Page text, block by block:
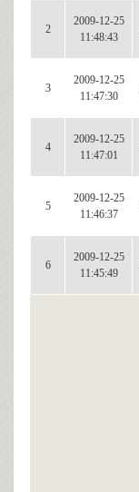
2
2009-12-25
11:48:43
3
2009-12-25
11:47:30
4
2009-12-25
11:47:01
5
2009-12-25
11:46:37
6
2009-12-25
11:45:49